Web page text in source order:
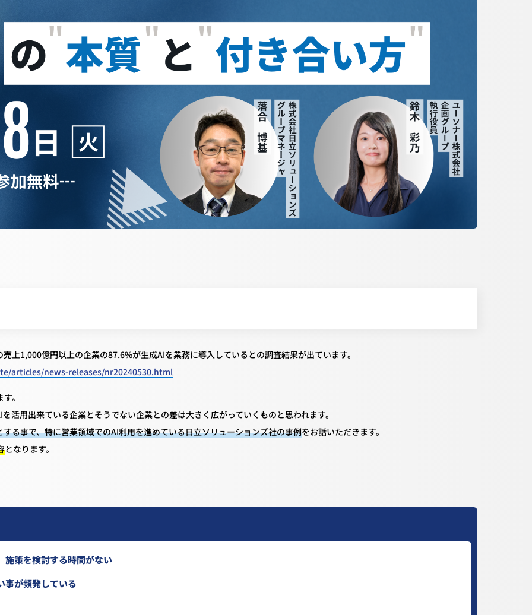
上1,000億円以上の企業の87.6%が生成AIを業務に導入しているとの調査結果が出ています。
articles/news-releases/nr20240530.html
。
活用出来ている企業とそうでない企業との差は大きく広がっていくものと思われます。
る事で、特に営業領域でのAI利用を進めている日立ソリューションズ社の事例をお話いただきます。
となります。
施策を検討する時間がない
事が頻発している